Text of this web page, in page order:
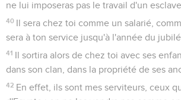
ne lui imposeras pas le travail d'un esclave.
40
Il sera chez toi comme un salarié,
sera à ton service jusqu'à l'année du jubilé.
41
Il sortira alors de chez toi avec ses
dans son clan, dans la propriété de ses
42 En effet, ils sont mes serviteurs, ceux